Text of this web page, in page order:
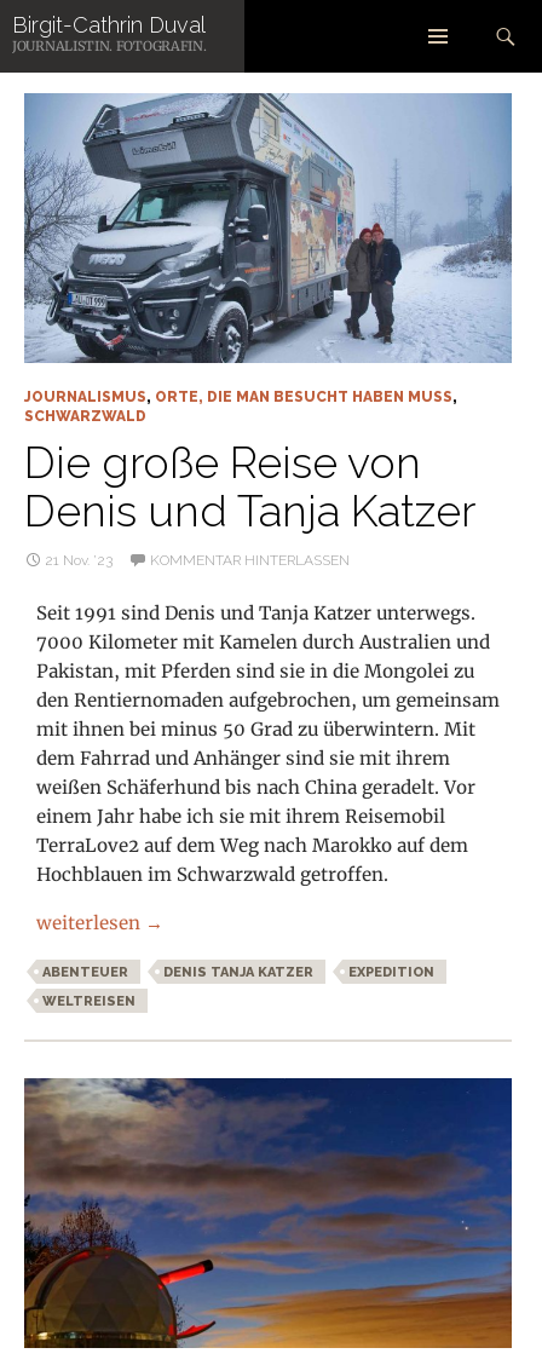
Zum
Inhalt
springen
Suchen
ARCHIV DER KATEGORIE: JOURNALISMUS
JOURNALISMUS, ORTE, DIE MAN BESUCHT HABEN MUSS,
SCHWARZWALD
Die große Reise von
Denis und Tanja Katzer
21 Nov. ’23 KOMMENTAR HINTERLASSEN
Seit 1991 sind Denis und Tanja Katzer unterwegs.
7000 Kilometer mit Kamelen durch Australien und
Pakistan, mit Pferden sind sie in die Mongolei zu
den Rentiernomaden aufgebrochen, um gemeinsam
mit ihnen bei minus 50 Grad zu überwintern. Mit
dem Fahrrad und Anhänger sind sie mit ihrem
weißen Schäferhund bis nach China geradelt. Vor
einem Jahr habe ich sie mit ihrem Reisemobil
TerraLove2 auf dem Weg nach Marokko auf dem
Hochblauen im Schwarzwald getroffen.
Die große Reise von Denis und Tanja Katzer
weiterlesen →
ABENTEUER DENIS TANJA KATZER
EXPEDITION
WELTREISEN
Birgit-Cathrin Duval
JOURNALISTIN. FOTOGRAFIN.